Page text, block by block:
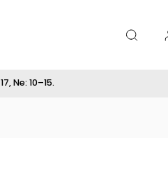
Ne: 10–15.